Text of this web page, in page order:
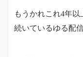
もうかれこれ4年以
続いているゆる配